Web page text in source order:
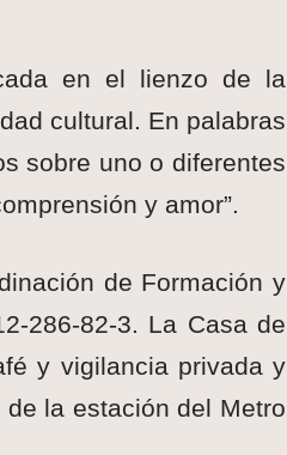
en el lienzo de la
cultural. En palabras
sobre uno o diferentes
y amor”.
de Formación y
286-82-3. La Casa de
y vigilancia privada y
la estación del Metro